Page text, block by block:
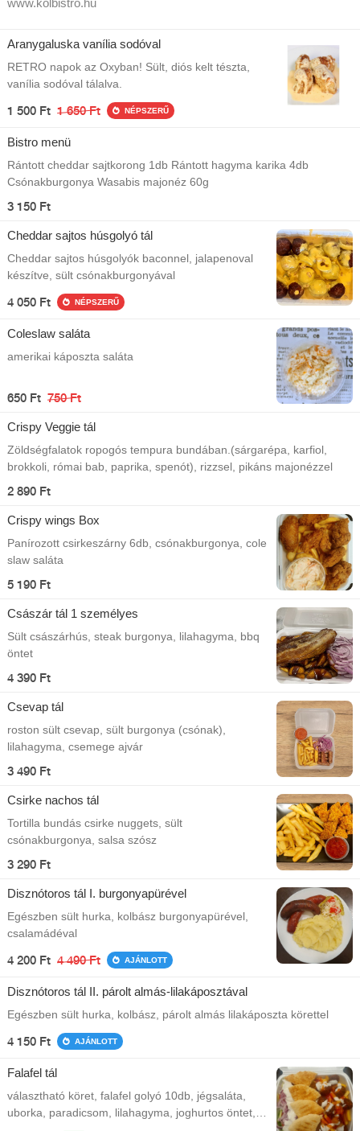
www.kolbistro.hu
Aranygaluska vanília sodóval
RETRO napok az Oxyban! Sült, diós kelt tészta,
vanília sodóval tálalva.
1 500 Ft 1 650 Ft NÉPSZERŰ
Bistro menü
Rántott cheddar sajtkorong 1db Rántott hagyma karika 4db
Csónakburgonya Wasabis majonéz 60g
3 150 Ft
Cheddar sajtos húsgolyó tál
Cheddar sajtos húsgolyók baconnel, jalapenoval
készítve, sült csónakburgonyával
4 050 Ft NÉPSZERŰ
Coleslaw saláta
amerikai káposzta saláta
650 Ft 750 Ft
Crispy Veggie tál
Zöldségfalatok ropogós tempura bundában.(sárgarépa, karfiol,
brokkoli, római bab, paprika, spenót), rizzsel, pikáns majonézzel
2 890 Ft
Crispy wings Box
Panírozott csirkeszárny 6db, csónakburgonya, cole
slaw saláta
5 190 Ft
Császár tál 1 személyes
Sült császárhús, steak burgonya, lilahagyma, bbq
öntet
4 390 Ft
Csevap tál
roston sült csevap, sült burgonya (csónak),
lilahagyma, csemege ajvár
3 490 Ft
Csirke nachos tál
Tortilla bundás csirke nuggets, sült
csónakburgonya, salsa szósz
3 290 Ft
Disznótoros tál I. burgonyapürével
Egészben sült hurka, kolbász burgonyapürével,
csalamádéval
4 200 Ft 4 490 Ft AJÁNLOTT
Disznótoros tál II. párolt almás-lilakáposztával
Egészben sült hurka, kolbász, párolt almás lilakáposzta körettel
4 150 Ft AJÁNLOTT
Falafel tál
választható köret, falafel golyó 10db, jégsaláta,
uborka, paradicsom, lilahagyma, joghurtos öntet,